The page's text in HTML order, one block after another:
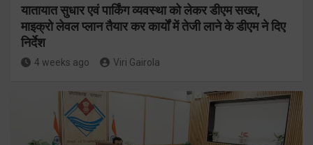
यातायात सुधार एवं पार्किंग व्यवस्था को लेकर डीएम सख्त,
माइक्रो लेवल प्लान तैयार कर कार्यों में तेजी लाने के डीएम ने दिए
निर्देश
4 weeks ago Viri Gairola